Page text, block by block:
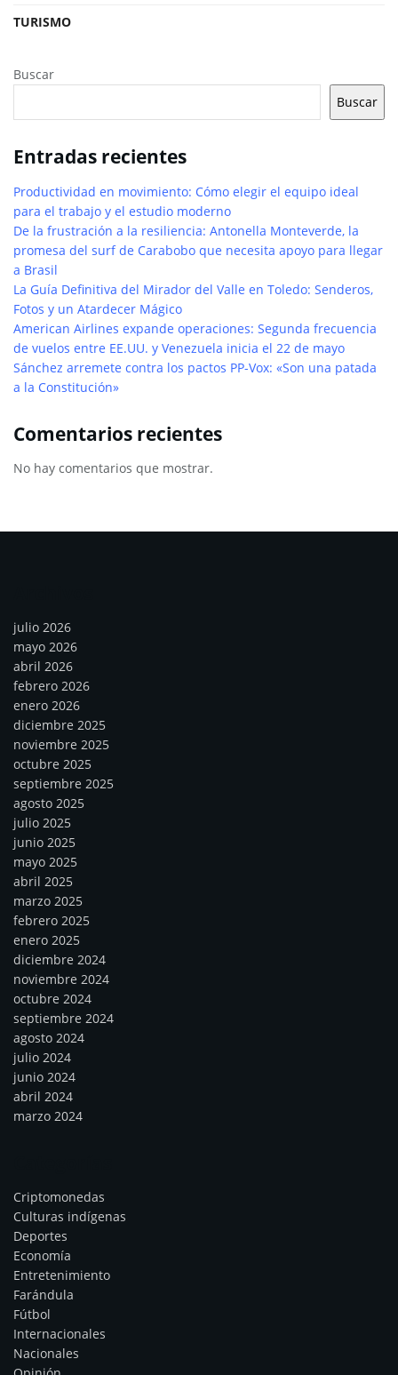
TURISMO
Buscar
Buscar
Entradas recientes
Productividad en movimiento: Cómo elegir el equipo ideal
para el trabajo y el estudio moderno
De la frustración a la resiliencia: Antonella Monteverde, la
promesa del surf de Carabobo que necesita apoyo para llegar
a Brasil
La Guía Definitiva del Mirador del Valle en Toledo: Senderos,
Fotos y un Atardecer Mágico
American Airlines expande operaciones: Segunda frecuencia
de vuelos entre EE.UU. y Venezuela inicia el 22 de mayo
Sánchez arremete contra los pactos PP-Vox: «Son una patada
a la Constitución»
Comentarios recientes
No hay comentarios que mostrar.
julio 2026
mayo 2026
abril 2026
febrero 2026
enero 2026
diciembre 2025
noviembre 2025
octubre 2025
septiembre 2025
agosto 2025
julio 2025
junio 2025
mayo 2025
abril 2025
marzo 2025
febrero 2025
enero 2025
diciembre 2024
noviembre 2024
octubre 2024
septiembre 2024
agosto 2024
julio 2024
junio 2024
abril 2024
marzo 2024
Criptomonedas
Culturas indígenas
Deportes
Economía
Entretenimiento
Farándula
Fútbol
Internacionales
Nacionales